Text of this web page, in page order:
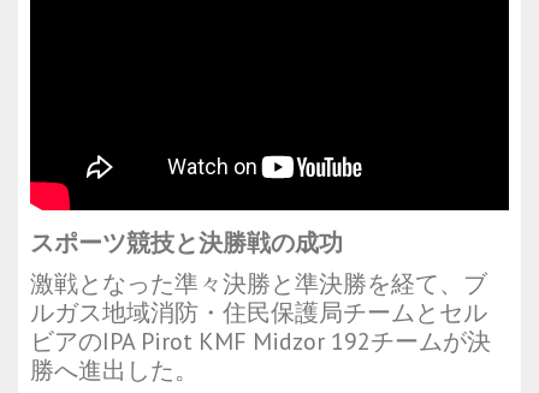
スポーツ競技と決勝戦の成功
激戦となった準々決勝と準決勝を経て、ブ
ルガス地域消防・住民保護局チームとセル
ビアのIPA Pirot KMF Midzor 192チームが決
勝へ進出した。